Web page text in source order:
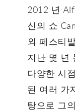
2012 년
신의 쇼
외 페스티
지난 몇 년
다양한 시
된 여러 가
탕으로 그